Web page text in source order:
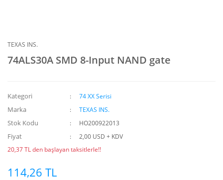
TEXAS INS.
74ALS30A SMD 8-Input NAND gate
Kategori 74 XX Serisi
Marka TEXAS INS.
Stok Kodu HO200922013
Fiyat
2,00 USD + KDV
20,37 TL den başlayan taksitlerle!!
114,26 TL